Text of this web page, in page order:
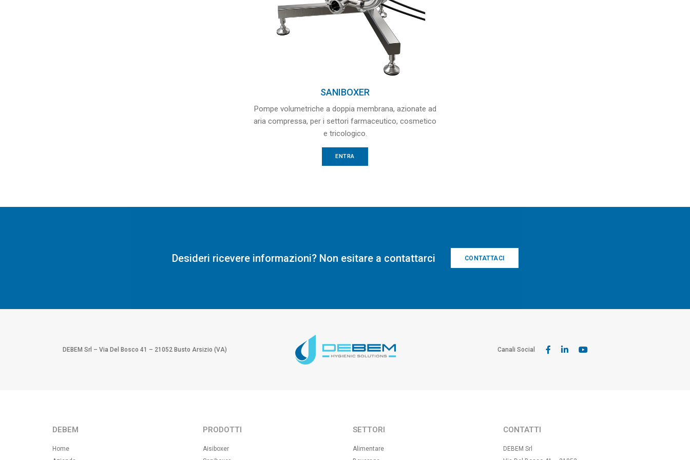
SANIBOXER
Pompe volumetriche a doppia membrana, azionate ad
aria compressa, per i settori farmaceutico, cosmetico
e tricologico.
ENTRA
Desideri ricevere informazioni? Non esitare a contattarci CONTATTACI
DEBEM Srl – Via Del Bosco 41 – 21052 Busto Arsizio (VA) Canali Social
DEBEM
Home
PRODOTTI
Aisiboxer
SETTORI
Alimentare
CONTATTI
DEBEM Srl